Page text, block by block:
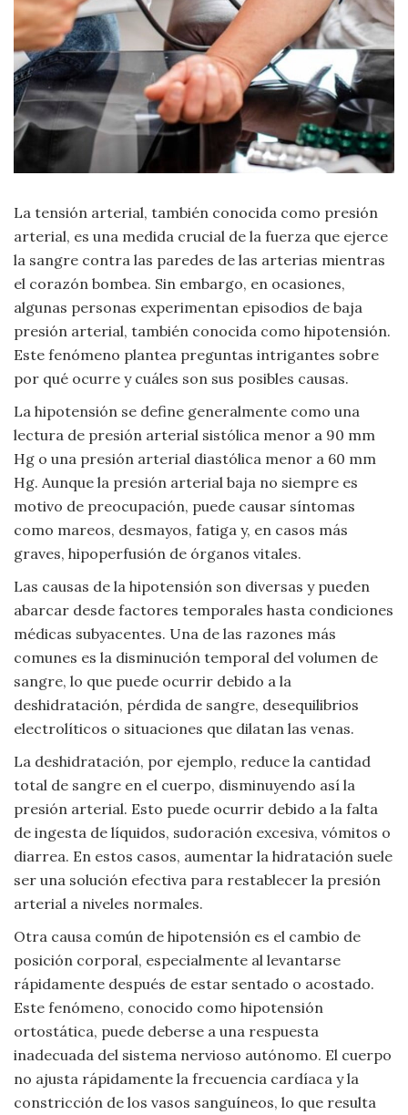
Criminología
Deporte
Economía
Historia
Lenguaje
Leyes
Literatura
Moda
y
Tendencias
Naturaleza
Psicología
Religión
Sociología
Universo
Viajar
La tensión arterial, también conocida como presión
arterial, es una medida crucial de la fuerza que ejerce
la sangre contra las paredes de las arterias mientras
el corazón bombea. Sin embargo, en ocasiones,
algunas personas experimentan episodios de baja
presión arterial, también conocida como hipotensión.
Este fenómeno plantea preguntas intrigantes sobre
por qué ocurre y cuáles son sus posibles causas.
La hipotensión se define generalmente como una
lectura de presión arterial sistólica menor a 90 mm
Hg o una presión arterial diastólica menor a 60 mm
Hg. Aunque la presión arterial baja no siempre es
motivo de preocupación, puede causar síntomas
como mareos, desmayos, fatiga y, en casos más
graves, hipoperfusión de órganos vitales.
Las causas de la hipotensión son diversas y pueden
abarcar desde factores temporales hasta condiciones
médicas subyacentes. Una de las razones más
comunes es la disminución temporal del volumen de
sangre, lo que puede ocurrir debido a la
deshidratación, pérdida de sangre, desequilibrios
electrolíticos o situaciones que dilatan las venas.
La deshidratación, por ejemplo, reduce la cantidad
total de sangre en el cuerpo, disminuyendo así la
presión arterial. Esto puede ocurrir debido a la falta
de ingesta de líquidos, sudoración excesiva, vómitos o
diarrea. En estos casos, aumentar la hidratación suele
ser una solución efectiva para restablecer la presión
arterial a niveles normales.
Otra causa común de hipotensión es el cambio de
posición corporal, especialmente al levantarse
rápidamente después de estar sentado o acostado.
Este fenómeno, conocido como hipotensión
ortostática, puede deberse a una respuesta
inadecuada del sistema nervioso autónomo. El cuerpo
no ajusta rápidamente la frecuencia cardíaca y la
constricción de los vasos sanguíneos, lo que resulta